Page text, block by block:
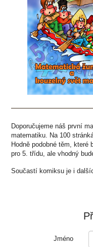
Doporučujeme náš první
matematiku. Na 100
Hodně podobné těm,
pro 5. třídu, ale vhodný
Součastí komiksu je i
Jméno